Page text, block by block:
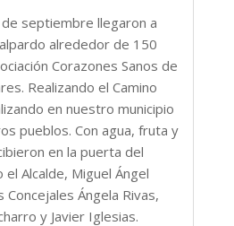
septiembre llegaron a
alrededor de 150
Corazones Sanos de
Realizando el Camino
en nuestro municipio
pueblos. Con agua, fruta y
en la puerta del
Alcalde, Miguel Ángel
Concejales Ángela Rivas,
y Javier Iglesias.